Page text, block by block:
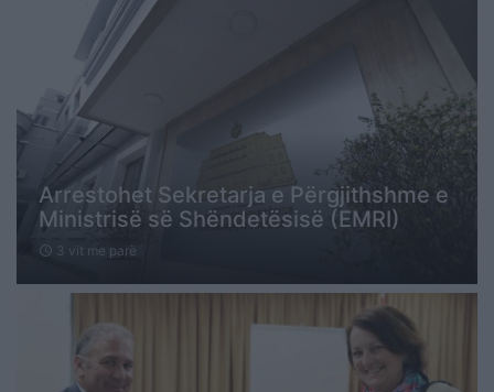
Arrestohet Sekretarja e Përgjithshme e
Ministrisë së Shëndetësisë (EMRI)
schedule 3 vit me parë